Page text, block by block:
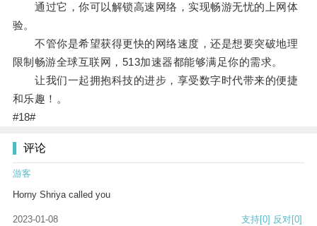
通过它，你可以解锁高速网络，实现畅游无忧的上网体
验。
不管你是希望获得更快的网络速度，还是想要突破地理
限制畅游全球互联网，513加速器都能够满足你的需求。
让我们一起拥抱科技的进步，享受数字时代带来的便捷
和乐趣！。
#18#
评论
游客
Horny Shriya called you
2023-01-08 支持[0] 反对[0]